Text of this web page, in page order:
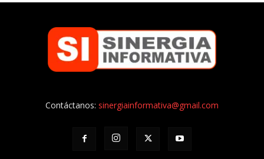
Contáctanos: sinergiainformativa@gmail.com